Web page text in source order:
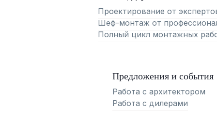
Проектирование от
Шеф-монтаж от
Полный цикл монтажных
Предложения и события
Работа с архитектором
Работа с дилерами